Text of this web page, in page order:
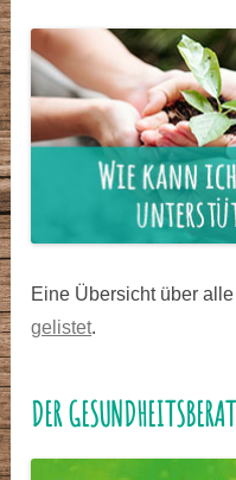
Eine Übersicht über
gelistet.
DER